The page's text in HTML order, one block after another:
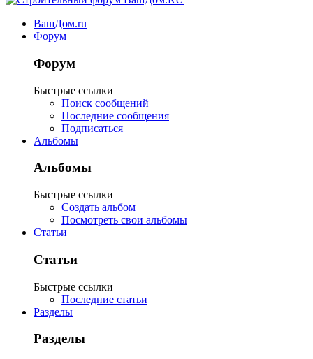
ВашДом.ru
Форум
Форум
Быстрые ссылки
Поиск сообщений
Последние сообщения
Подписаться
Альбомы
Альбомы
Быстрые ссылки
Создать альбом
Посмотреть свои альбомы
Статьи
Статьи
Быстрые ссылки
Последние статьи
Разделы
Разделы